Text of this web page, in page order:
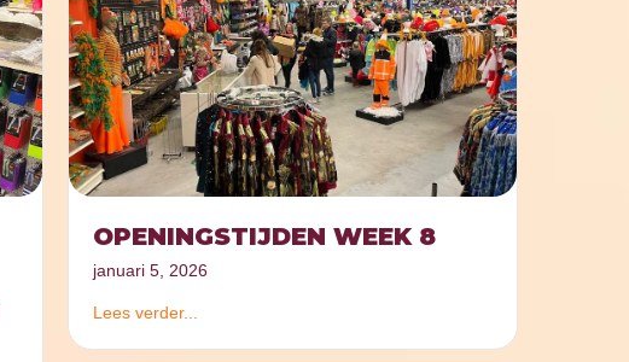
OPENINGSTIJDEN WEEK 8
januari 5, 2026
Lees verder...